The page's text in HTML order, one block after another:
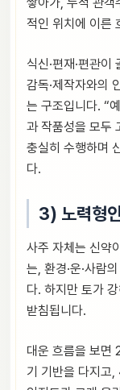
적인 위치에 이른
식신·편재·편관
감독·제작자와의
는 구조입니다. “
과 작품성을 모두
충실히 수행하며
다.
3) 노력형
사주 자체는 신약
는, 환경·운·사람
다. 하지만 토가
받침됩니다.
대운 흐름을 보면
기 기반을 다지고